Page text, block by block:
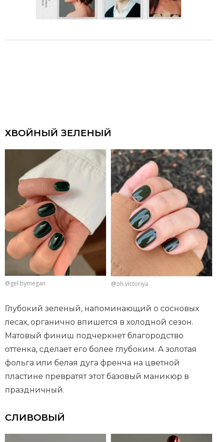
ХВОЙНЫЙ ЗЕЛЕНЫЙ
@gel.bymegan @oh.victoriya
Глубокий зеленый, напоминающий о сосновых
лесах, органично впишется в холодной сезон.
Матовый финиш подчеркнет благородство
оттенка, сделает его более глубоким. А золотая
фольга или белая дуга френча на цветной
пластине превратят этот базовый маникюр в
праздничный.
СЛИВОВЫЙ